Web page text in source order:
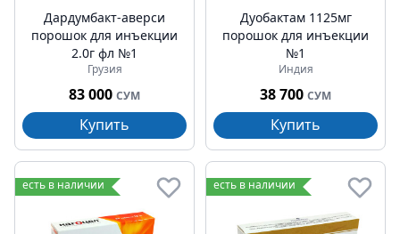
Дардумбакт-аверси
порошок для инъекции
2.0г фл №1
Грузия
83 000 СУМ
Купить
Дуобактам 1125мг
порошок для инъекции
№1
Индия
38 700 СУМ
Купить
есть в наличии есть в наличии